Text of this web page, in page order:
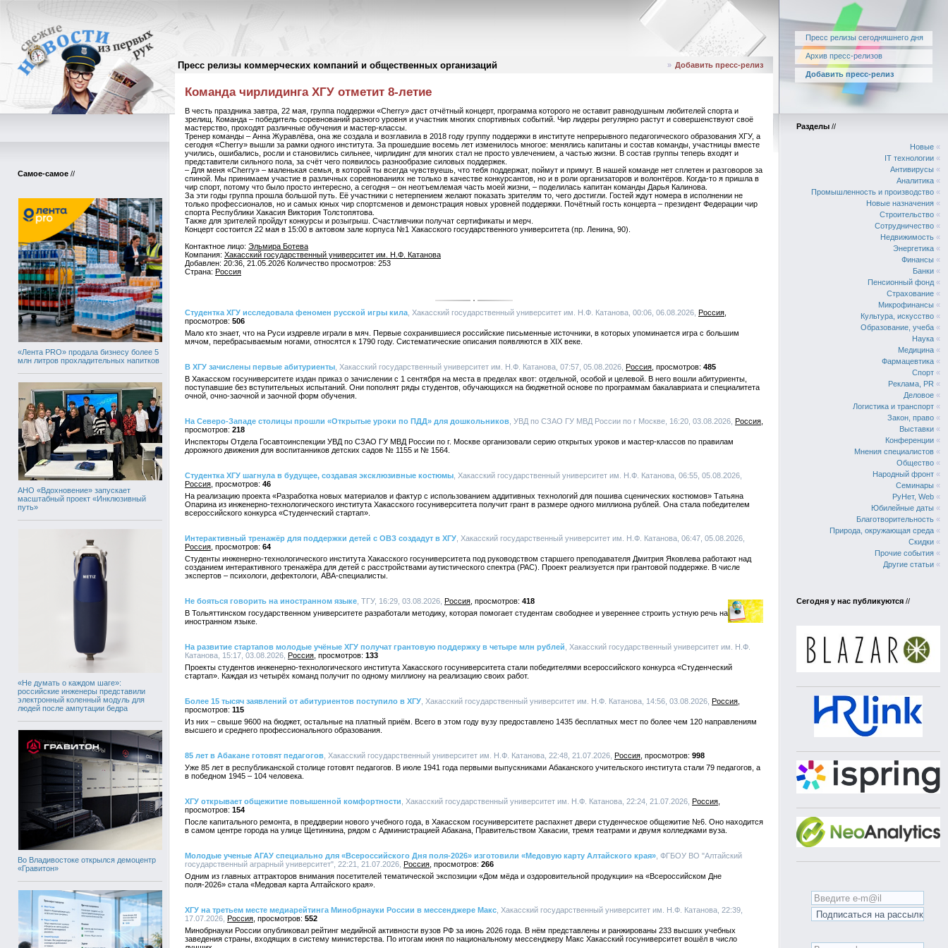
Пресс релизы коммерческих компаний и общественных организаций
Пресс релизы сегодняшнего дня
Архив пресс-релизов
Добавить пресс-релиз
Самое-самое //
«Лента PRO» продала бизнесу более 5
млн литров прохладительных напитков
АНО «Вдохновение» запускает
масштабный проект «Инклюзивный
путь»
«Не думать о каждом шаге»:
российские инженеры представили
электронный коленный модуль для
людей после ампутации бедра
Во Владивостоке открылся демоцентр
«Гравитон»
Пресс-релизы// » Добавить пресс-релиз
Команда чирлидинга ХГУ отметит 8-летие
В честь праздника завтра, 22 мая, группа поддержки «Cherry» даст отчётный концерт, программа которого не оставит равнодушным любителей спорта и
зрелищ. Команда – победитель соревнований разного уровня и участник многих спортивных событий. Чир лидеры регулярно растут и совершенствуют своё
мастерство, проходят различные обучения и мастер-классы.
Тренер команды – Анна Журавлёва, она же создала и возглавила в 2018 году группу поддержки в институте непрерывного педагогического образования ХГУ, а
сегодня «Cherry» вышли за рамки одного института. За прошедшие восемь лет изменилось многое: менялись капитаны и состав команды, участницы вместе
учились, ошибались, росли и становились сильнее, чирлидинг для многих стал не просто увлечением, а частью жизни. В состав группы теперь входят и
представители сильного пола, за счёт чего появилось разнообразие силовых поддержек.
– Для меня «Cherry» – маленькая семья, в которой ты всегда чувствуешь, что тебя поддержат, поймут и примут. В нашей команде нет сплетен и разговоров за
спиной. Мы принимаем участие в различных соревнованиях не только в качестве конкурсантов, но и в роли организаторов и волонтёров. Когда-то я пришла в
чир спорт, потому что было просто интересно, а сегодня – он неотъемлемая часть моей жизни, – поделилась капитан команды Дарья Калинова.
За эти годы группа прошла большой путь. Её участники с нетерпением желают показать зрителям то, чего достигли. Гостей ждут номера в исполнении не
только профессионалов, но и самых юных чир спортсменов и демонстрация новых уровней поддержки. Почётный гость концерта – президент Федерации чир
спорта Республики Хакасия Виктория Толстопятова.
Также для зрителей пройдут конкурсы и розыгрыш. Счастливчики получат сертификаты и мерч.
Концерт состоится 22 мая в 15:00 в актовом зале корпуса №1 Хакасского государственного университета (пр. Ленина, 90).
Контактное лицо: Эльмира Ботева
Компания: Хакасский государственный университет им. Н.Ф. Катанова
Добавлен: 20:36, 21.05.2026 Количество просмотров: 253
Страна: Россия
Студентка ХГУ исследовала феномен русской игры кила , Хакасский государственный университет им. Н.Ф. Катанова, 00:06, 06.08.2026, Россия
506
Мало кто знает, что на Руси издревле играли в мяч. Первые сохранившиеся российские письменные источники, в которых упоминается игра с большим
мячом, перебрасываемым ногами, относятся к 1790 году. Систематические описания появляются в XIX веке.
В ХГУ зачислены первые абитуриенты , Хакасский государственный университет им. Н.Ф. Катанова, 07:57, 05.08.2026, Россия
485
В Хакасском госуниверситете издан приказ о зачислении с 1 сентября на места в пределах квот: отдельной, особой и целевой. В него вошли абитуриенты,
поступавшие без вступительных испытаний. Они пополнят ряды студентов, обучающихся на бюджетной основе по программам бакалавриата и специалитета
очной, очно-заочной и заочной форм обучения.
На Северо-Западе столицы прошли «Открытые уроки по ПДД» для дошкольников , УВД по СЗАО ГУ МВД России по г Москве, 16:20, 03.08.2026, Россия
218
Инспекторы Отдела Госавтоинспекции УВД по СЗАО ГУ МВД России по г. Москве организовали серию открытых уроков и мастер-классов по правилам
дорожного движения для воспитанников детских садов № 1155 и № 1564.
Студентка ХГУ шагнула в будущее, создавая эксклюзивные костюмы , Хакасский государственный университет им. Н.Ф. Катанова, 06:55, 05.08.2026,
Россия
46
На реализацию проекта «Разработка новых материалов и фактур с использованием аддитивных технологий для пошива сценических костюмов» Татьяна
Опарина из инженерно-технологического института Хакасского госуниверситета получит грант в размере одного миллиона рублей. Она стала победителем
всероссийского конкурса «Студенческий стартап».
Интерактивный тренажёр для поддержки детей с ОВЗ создадут в ХГУ , Хакасский государственный университет им. Н.Ф. Катанова, 06:47, 05.08.2026,
Россия
64
Студенты инженерно-технологического института Хакасского госуниверситета под руководством старшего преподавателя Дмитрия Яковлева работают над
созданием интерактивного тренажёра для детей с расстройствами аутистического спектра (РАС). Проект реализуется при грантовой поддержке. В числе
экспертов – психологи, дефектологи, АВА-специалисты.
Не бояться говорить на иностранном языке , ТГУ, 16:29, 03.08.2026, Россия
418
В Тольяттинском государственном университете разработали методику, которая помогает студентам свободнее и увереннее строить устную речь на
иностранном языке.
На развитие стартапов молодые учёные ХГУ получат грантовую поддержку в четыре млн рублей , Хакасский государственный университет им. Н.Ф.
Катанова, 15:17, 03.08.2026, Россия
133
Проекты студентов инженерно-технологического института Хакасского госуниверситета стали победителями всероссийского конкурса «Студенческий
стартап». Каждая из четырёх команд получит по одному миллиону на реализацию своих работ.
Более 15 тысяч заявлений от абитуриентов поступило в ХГУ , Хакасский государственный университет им. Н.Ф. Катанова, 14:56, 03.08.2026, Россия
115
Из них – свыше 9600 на бюджет, остальные на платный приём. Всего в этом году вузу предоставлено 1435 бесплатных мест по более чем 120 направлениям
высшего и среднего профессионального образования.
85 лет в Абакане готовят педагогов , Хакасский государственный университет им. Н.Ф. Катанова, 22:48, 21.07.2026, Россия
998
Уже 85 лет в республиканской столице готовят педагогов. В июле 1941 года первыми выпускниками Абаканского учительского института стали 79 педагогов, а
в победном 1945 – 104 человека.
ХГУ открывает общежитие повышенной комфортности , Хакасский государственный университет им. Н.Ф. Катанова, 22:24, 21.07.2026, Россия
154
После капитального ремонта, в преддверии нового учебного года, в Хакасском госуниверситете распахнет двери студенческое общежитие №6. Оно находится
в самом центре города на улице Щетинкина, рядом с Администрацией Абакана, Правительством Хакасии, тремя театрами и двумя колледжами вуза.
Молодые ученые АГАУ специально для «Всероссийского Дня поля-2026» изготовили «Медовую карту Алтайского края» , ФГБОУ ВО "Алтайский
государственный аграрный университет", 22:21, 21.07.2026, Россия
266
Одним из главных аттракторов внимания посетителей тематической экспозиции «Дом мёда и оздоровительной продукции» на «Всероссийском Дне
поля-2026» стала «Медовая карта Алтайского края».
ХГУ на третьем месте медиарейтинга Минобрнауки России в мессенджере Макс , Хакасский государственный университет им. Н.Ф. Катанова, 22:39,
17.07.2026, Россия
552
Минобрнауки России опубликовал рейтинг медийной активности вузов РФ за июнь 2026 года. В нём представлены и ранжированы 233 высших учебных
заведения страны, входящих в систему министерства. По итогам июня по национальному мессенджеру Макс Хакасский госуниверситет вошёл в число
Разделы //
Новые «
IT технологии «
Антивирусы «
Аналитика «
Промышленность и производство «
Новые назначения «
Строительство «
Сотрудничество «
Недвижимость «
Энергетика «
Финансы «
Банки «
Пенсионный фонд «
Страхование «
Микрофинансы «
Культура, искусство «
Образование, учеба «
Наука «
Медицина «
Фармацевтика «
Спорт «
Реклама, PR «
Деловое «
Логистика и транспорт «
Закон, право «
Выставки «
Конференции «
Мнения специалистов «
Общество «
Народный фронт «
Семинары «
РуНет, Web «
Юбилейные даты «
Благотворительность «
Природа, окружающая среда «
Скидки «
Прочие события «
Другие статьи «
Сегодня у нас публикуются //